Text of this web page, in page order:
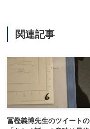
関連記事
冨樫義博先生のツイートの